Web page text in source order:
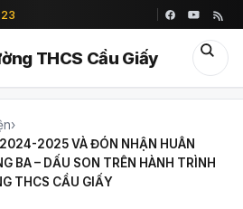
THCS Cầu Giấy
›
2025 VÀ ĐÓN NHẬN HUÂN
BA – DẤU SON TRÊN HÀNH TRÌNH
THCS CẦU GIẤY